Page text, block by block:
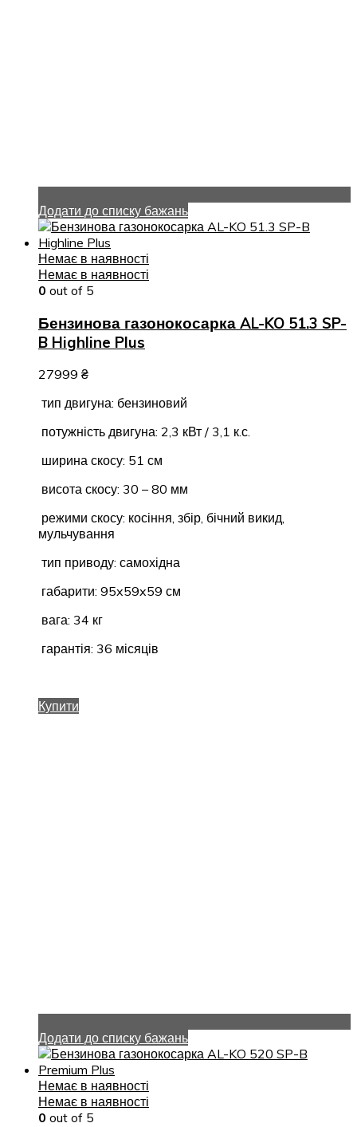
Додати до списку бажань
Немає в наявності
Немає в наявності
0 out of 5
Бензинова газонокосарка AL-KO 51.3 SP-
B Highline Plus
27999 ₴
тип двигуна: бензиновий
потужність двигуна: 2,3 кВт / 3,1 к.с.
ширина скосу: 51 см
висота скосу: 30 – 80 мм
режими скосу: косіння, збір, бічний викид,
мульчування
тип приводу: самохідна
габарити: 95x59x59 см
вага: 34 кг
гарантія: 36 місяців
Купити
Додати до списку бажань
Немає в наявності
Немає в наявності
0 out of 5